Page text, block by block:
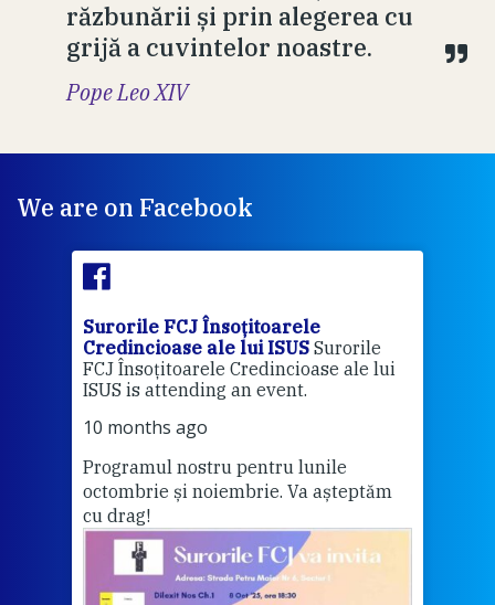
răzbunării și prin alegerea cu
grijă a cuvintelor noastre.
Pope Leo XIV
We are on Facebook
Surorile FCJ Însoțitoarele
Credincioase ale lui ISUS Surorile
FCJ Însoțitoarele Credincioase ale lui
ISUS is attending an event.
10 months ago
Programul nostru pentru lunile
octombrie și noiembrie. Va așteptăm
cu drag!